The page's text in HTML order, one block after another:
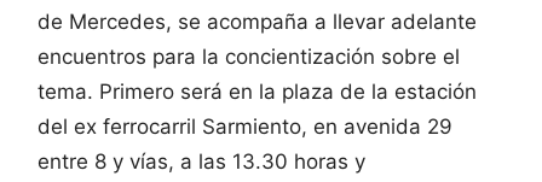
de Mercedes, se acompaña a llevar adelante
encuentros para la concientización sobre el
tema. Primero será en la plaza de la estación
del ex ferrocarril Sarmiento, en avenida 29
entre 8 y vías, a las 13.30 horas y